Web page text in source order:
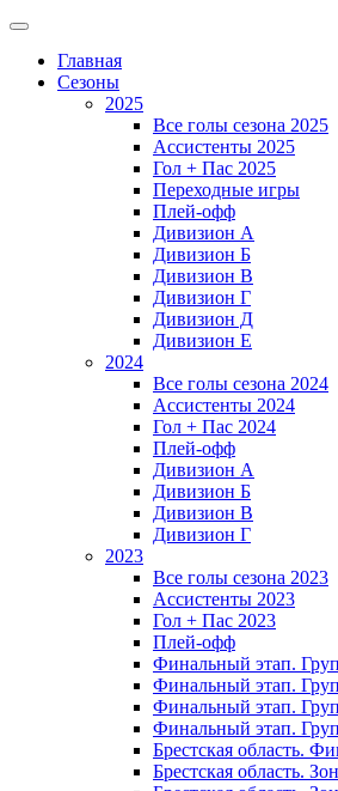
Главная
Сезоны
2025
Все голы сезона 2025
Ассистенты 2025
Гол + Пас 2025
Переходные игры
Плей-офф
Дивизион A
Дивизион Б
Дивизион В
Дивизион Г
Дивизион Д
Дивизион Е
2024
Все голы сезона 2024
Ассистенты 2024
Гол + Пас 2024
Плей-офф
Дивизион A
Дивизион Б
Дивизион В
Дивизион Г
2023
Все голы сезона 2023
Ассистенты 2023
Гол + Пас 2023
Плей-офф
Финальный этап.
Финальный этап.
Финальный этап.
Финальный этап.
Брестская область.
Брестская область.